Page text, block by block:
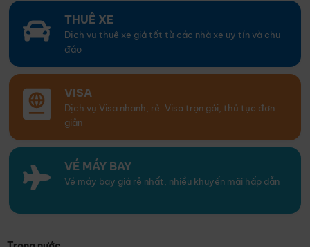
THUÊ XE
Dịch vụ thuê xe giá tốt từ các nhà xe uy tín và chu
đáo
VISA
Dịch vụ Visa nhanh, rẻ. Visa trọn gói, thủ tục đơn
giản
VÉ MÁY BAY
Vé máy bay giá rẻ nhất, nhiều khuyến mãi hấp dẫn